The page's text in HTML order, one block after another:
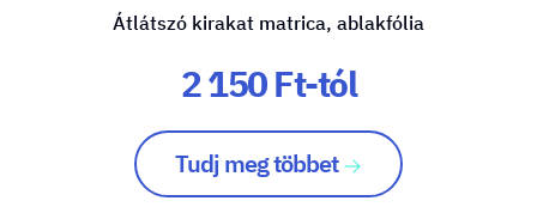
Átlátszó kirakat matrica, ablakfólia
2 150 Ft-tól
Tudj meg többet